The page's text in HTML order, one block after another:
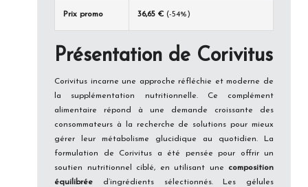
Prix promo 36,65 € (-54%)
Présentation de Corivitus
Corivitus incarne une approche réfléchie et moderne de
la supplémentation nutritionnelle. Ce complément
alimentaire répond à une demande croissante des
consommateurs à la recherche de solutions pour mieux
gérer leur métabolisme glucidique au quotidien. La
formulation de Corivitus a été pensée pour offrir un
soutien nutritionnel ciblé, en utilisant une composition
équilibrée d’ingrédients sélectionnés. Les gélules